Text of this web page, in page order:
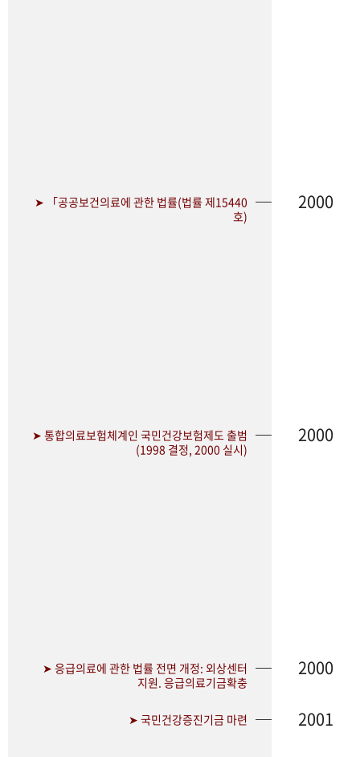
➤ 「공공보건의료에 관한 법률(법률 제15440
호)
2000
➤ 통합의료보험체계인 국민건강보험제도 출범
(1998 결정, 2000 실시)
2000
➤ 응급의료에 관한 법률 전면 개정: 외상센터
지원. 응급의료기금확충
2000
➤ 국민건강증진기금 마련 2001